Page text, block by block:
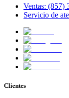
Ventas: (857)
Servicio de
Clientes